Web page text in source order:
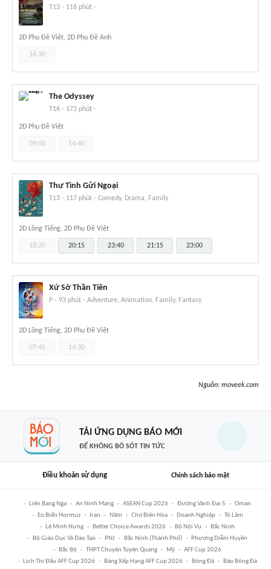
T13 - 116 phút -
2D Phụ Đề Việt, 2D Phụ Đề Anh
16:30
The Odyssey
T16 - 173 phút -
2D Phụ Đề Việt
09:00 14:40
Thư Tình Gửi Ngoại
T13 - 117 phút - Comedy, Drama, Family
2D Lồng Tiếng, 2D Phụ Đề Việt
18:20 20:15 23:40 21:15 23:00
Xứ Sở Thần Tiên
P - 93 phút - Adventure, Animation, Family, Fantasy
2D Lồng Tiếng, 2D Phụ Đề Việt
07:45 14:30
Nguồn: moveek.com
TẢI ỨNG DỤNG BÁO MỚI
ĐỂ KHÔNG BỎ SÓT TIN TỨC
Điều khoản sử dụng Chính sách bảo mật
Liên Bang Nga An Ninh Mạng ASEAN Cup 2026 Đường Vành Đai 5
Oman
Eo Biển Hormuz
Iran Năm Chợ Biên Hòa Doanh Nghiệp
Tô Lâm
Lê Minh Hưng
Better Choice Awards 2026 Bộ Nội Vụ
Bắc Ninh
Bộ Giáo Dục Và Đào Tạo
PNJ Bắc Ninh (thành Phố)
Phương Diễm Huyền
Bắc Bộ
THPT Chuyên Tuyên Quang Mỹ
AFF Cup 2026
Lịch Thi Đấu AFF Cup 2026
Bảng Xếp Hạng AFF Cup 2026 Bóng Đá Báo Bóng Đá